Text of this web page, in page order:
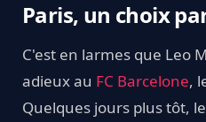
Paris, un choix
C'est en larmes que Leo
adieux au FC Barcelone,
Quelques jours plus tôt,